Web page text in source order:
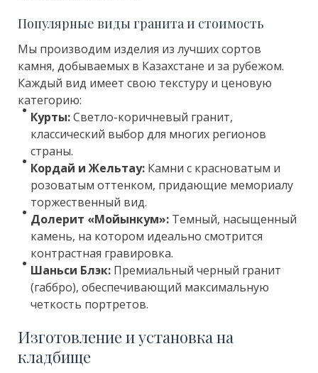
Популярные виды гранита и стоимость
Мы производим изделия из лучших сортов
камня, добываемых в Казахстане и за рубежом.
Каждый вид имеет свою текстуру и ценовую
категорию:
Курты:Светло-коричневый гранит,
классический выбор для многих регионов
страны.
Кордай и Жельтау: Камни с красноватым и
розоватым оттенком, придающие мемориалу
торжественный вид.
Долерит «Мойынкум»: Темный, насыщенный
камень, на котором идеально смотрится
контрастная гравировка.
Шаньси Блэк: Премиальный черный гранит
(габбро), обеспечивающий максимальную
четкость портретов.
Изготовление и установка на
кладбище